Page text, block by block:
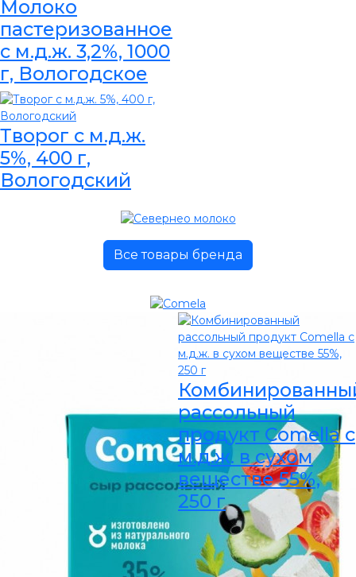
Молоко
пастеризованное
с м.д.ж. 3,2%, 1000
г, Вологодское
Творог с м.д.ж.
5%, 400 г,
Вологодский
Все товары бренда
рассольный
продукт Comella с
м.д.ж. в сухом
веществе 55%,
250 г